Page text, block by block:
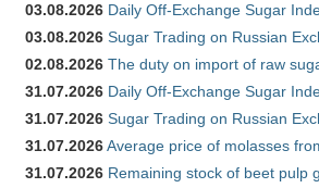
03.08.2026 Daily Off-Exchange Sugar
03.08.2026 Sugar Trading on Russian
02.08.2026 The duty on import of raw
31.07.2026 Daily Off-Exchange Sugar
31.07.2026 Sugar Trading on Russian
31.07.2026Average price of molasses
31.07.2026 Remaining stock of beet pulp